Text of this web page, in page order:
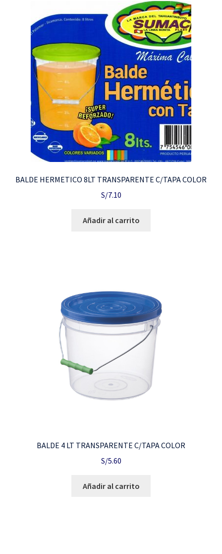
BALDE HERMETICO 8LT TRANSPARENTE C/TAPA COLOR
S/7.10
Añadir al carrito
BALDE 4 LT TRANSPARENTE C/TAPA COLOR
S/5.60
Añadir al carrito